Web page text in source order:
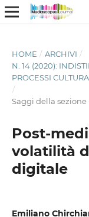
HOME / ARCHIVI /
N. 14 (2020):
PROCESSI
/
Saggi della
Post-
volatilità
digitale
Emiliano